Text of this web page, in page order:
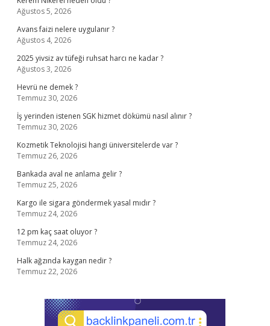
Ağustos 5, 2026
Avans faizi nelere uygulanır ?
Ağustos 4, 2026
2025 yivsiz av tüfeği ruhsat harcı ne kadar ?
Ağustos 3, 2026
Hevrü ne demek ?
Temmuz 30, 2026
İş yerinden istenen SGK hizmet dökümü nasıl alınır ?
Temmuz 30, 2026
Kozmetik Teknolojisi hangi üniversitelerde var ?
Temmuz 26, 2026
Bankada aval ne anlama gelir ?
Temmuz 25, 2026
Kargo ile sigara göndermek yasal mıdır ?
Temmuz 24, 2026
12 pm kaç saat oluyor ?
Temmuz 24, 2026
Halk ağzında kaygan nedir ?
Temmuz 22, 2026